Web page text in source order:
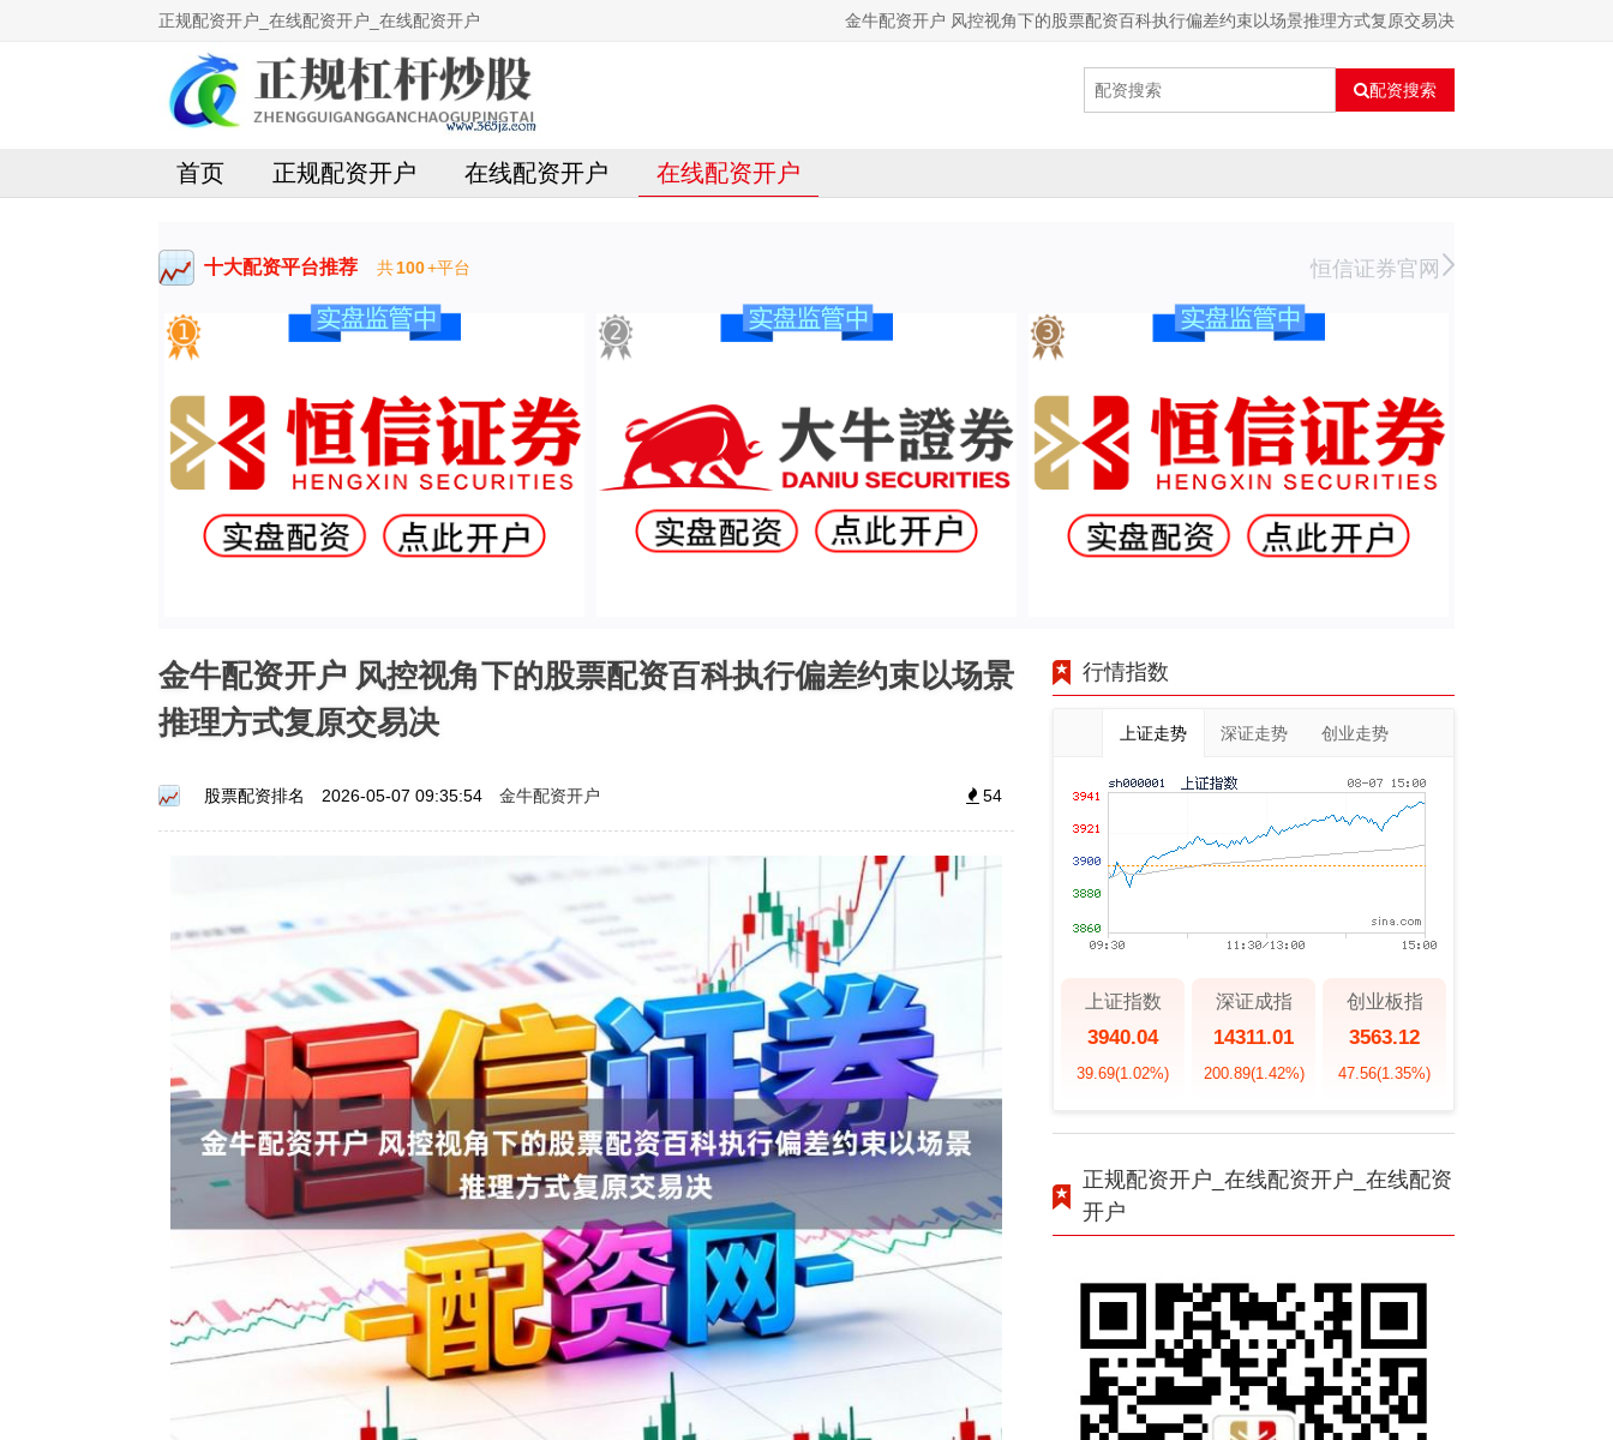
正规配资开户_在线配资开户_在线配资开户 金牛配资开户 风控视角下的股票配资百科执行偏差约束以场景推理方式复原交易决
配资搜索
首页 正规配资开户 在线配资开户 在线配资开户
十大配资平台推荐 共100+平台 恒信证券官网
金牛配资开户 风控视角下的股票配资百科执行偏差约束以场景
推理方式复原交易决
股票配资排名 2026-05-07 09:35:54 金牛配资开户 54
行情指数
上证走势 深证走势 创业走势
上证指数
3940.04
39.69(1.02%)
深证成指
14311.01
200.89(1.42%)
创业板指
3563.12
47.56(1.35%)
正规配资开户_在线配资开户_在线配资
开户